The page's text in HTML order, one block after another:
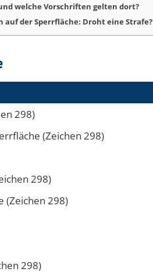
welche Vorschriften gelten dort?
auf der Sperrfläche: Droht eine Strafe?
298)
(Zeichen 298)
298)
(Zeichen 298)
298)